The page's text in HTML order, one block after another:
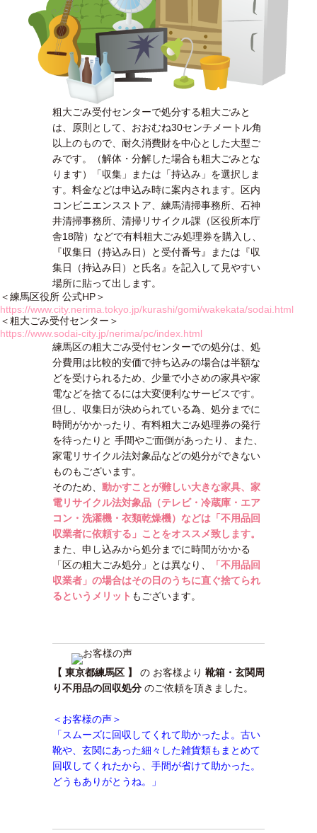
粗大ごみ受付センターで処分する粗大ごみと
は、原則として、おおむね30センチメートル角
以上のもので、耐久消費財を中心とした大型ご
みです。（解体・分解した場合も粗大ごみとな
ります）「収集」または「持込み」を選択しま
す。料金などは申込み時に案内されます。区内
コンビニエンスストア、練馬清掃事務所、石神
井清掃事務所、清掃リサイクル課（区役所本庁
舎18階）などで有料粗大ごみ処理券を購入し、
『収集日（持込み日）と受付番号』または『収
集日（持込み日）と氏名』を記入して見やすい
場所に貼って出します。
＜練馬区役所 公式HP＞
https://www.city.nerima.tokyo.jp/kurashi/gomi/wakekata/sodai.html
＜粗大ごみ受付センター＞
https://www.sodai-city.jp/nerima/pc/index.html
練馬区の粗大ごみ受付センターでの処分は、処
分費用は比較的安価で持ち込みの場合は半額な
どを受けられるため、少量で小さめの家具や家
電などを捨てるには大変便利なサービスです。
但し、収集日が決められている為、処分までに
時間がかかったり、有料粗大ごみ処理券の発行
を待ったりと 手間やご面倒があったり、また、
家電リサイクル法対象品などの処分ができない
ものもございます。
そのため、 動かすことが難しい大きな家具、家
電リサイクル法対象品（テレビ・冷蔵庫・エア
コン・洗濯機・衣類乾燥機）などは「不用品回
収業者に依頼する」ことをオススメ致します。
また、申し込みから処分までに時間がかかる
「区の粗大ごみ処分」とは異なり、
「不用品回
収業者」の場合はその日のうちに直ぐ捨てられ
るというメリット もございます。
【 東京都練馬区 】 の お客様より 靴箱・玄関周
り不用品の回収処分 のご依頼を頂きました。
＜お客様の声＞
「スムーズに回収してくれて助かったよ。古い
靴や、玄関にあった細々した雑貨類もまとめて
回収してくれたから、手間が省けて助かった。
どうもありがとうね。」